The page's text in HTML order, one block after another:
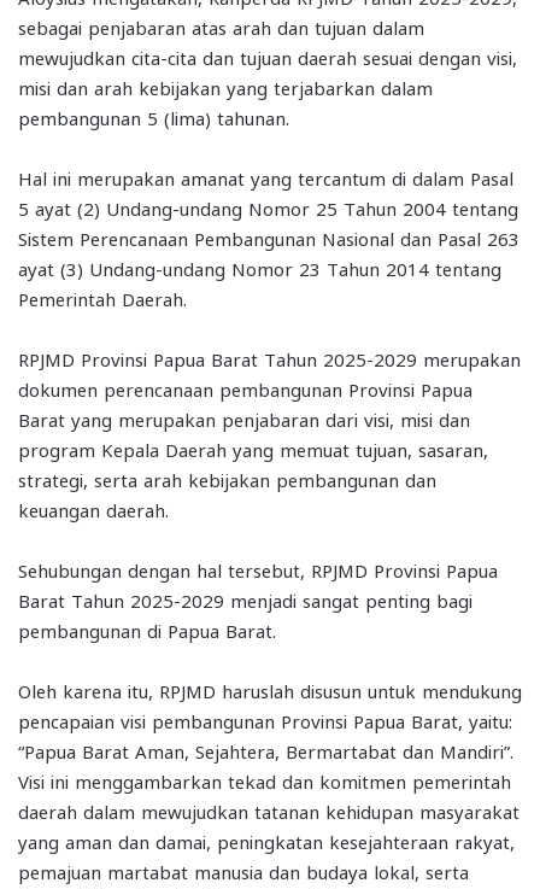
sebagai penjabaran atas arah dan tujuan dalam
mewujudkan cita-cita dan tujuan daerah sesuai dengan visi,
misi dan arah kebijakan yang terjabarkan dalam
pembangunan 5 (lima) tahunan.
Hal ini merupakan amanat yang tercantum di dalam Pasal
5 ayat (2) Undang-undang Nomor 25 Tahun 2004 tentang
Sistem Perencanaan Pembangunan Nasional dan Pasal 263
ayat (3) Undang-undang Nomor 23 Tahun 2014 tentang
Pemerintah Daerah.
RPJMD Provinsi Papua Barat Tahun 2025-2029 merupakan
dokumen perencanaan pembangunan Provinsi Papua
Barat yang merupakan penjabaran dari visi, misi dan
program Kepala Daerah yang memuat tujuan, sasaran,
strategi, serta arah kebijakan pembangunan dan
keuangan daerah.
Sehubungan dengan hal tersebut, RPJMD Provinsi Papua
Barat Tahun 2025-2029 menjadi sangat penting bagi
pembangunan di Papua Barat.
Oleh karena itu, RPJMD haruslah disusun untuk mendukung
pencapaian visi pembangunan Provinsi Papua Barat, yaitu:
“Papua Barat Aman, Sejahtera, Bermartabat dan Mandiri”.
Visi ini menggambarkan tekad dan komitmen pemerintah
daerah dalam mewujudkan tatanan kehidupan masyarakat
yang aman dan damai, peningkatan kesejahteraan rakyat,
pemajuan martabat manusia dan budaya lokal, serta